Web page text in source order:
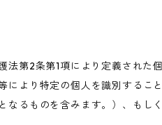
第2条第1項により定義された
より特定の個人を識別するこ
るものを含みます。）、もし